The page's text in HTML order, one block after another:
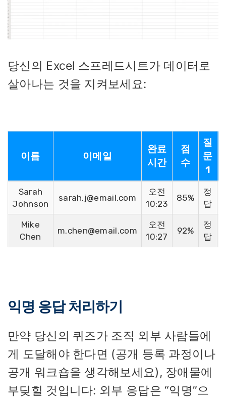
당신의 Excel 스프레드시트가 데이터로
살아나는 것을 지켜보세요:
이름 이메일
완료
시간
점
수
질
문
1
Sarah
Johnson
sarah.j@email.com
오전
10:23
85%
정
답
Mike
Chen
m.chen@email.com
오전
10:27
92%
정
답
익명 응답 처리하기
만약 당신의 퀴즈가 조직 외부 사람들에
게 도달해야 한다면 (공개 등록 과정이나
공개 워크숍을 생각해보세요), 장애물에
부딪힐 것입니다: 외부 응답은 “익명”으